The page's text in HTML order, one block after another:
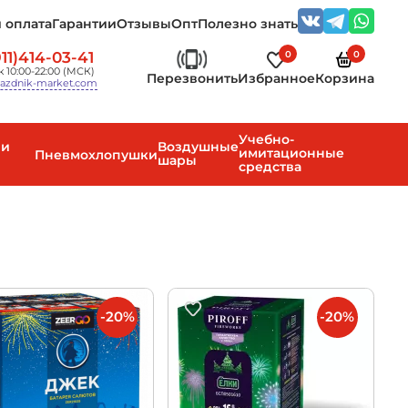
оплатаГарантииОтзывыОптПолезно знать
03-41
10:00-22:00 (МСК)
market.com
Перезвонить
0
Избранное
0
Корзина
ПневмохлопушкиВоздушные
шары
Учебно-
имитационные
средства
-20% -20%